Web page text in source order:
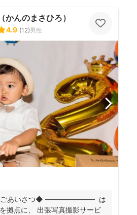
かんのまさひろ）
4.9 (12)男性
いさつ◆ ――――――― は
拠点に、 出張写真撮影サービ